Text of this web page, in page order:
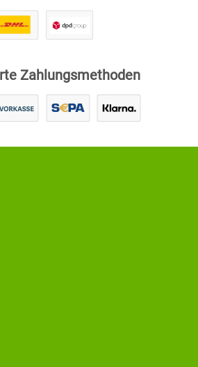
Zahlungsmethoden